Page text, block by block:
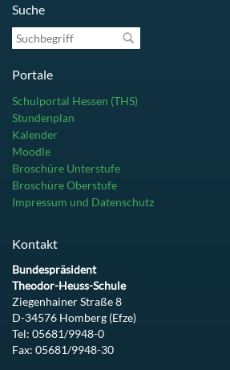
Suche
Suchbegriff
Portale
Schulportal Hessen (THS)
Stundenplan
Kalender
Moodle
Broschüre Unterstufe
Broschüre Oberstufe
Impressum und Datenschutz
Kontakt
Bundespräsident
Theodor-Heuss-Schule
Ziegenhainer Straße 8
D-34576 Homberg (Efze)
Tel: 05681/9948-0
Fax: 05681/9948-30